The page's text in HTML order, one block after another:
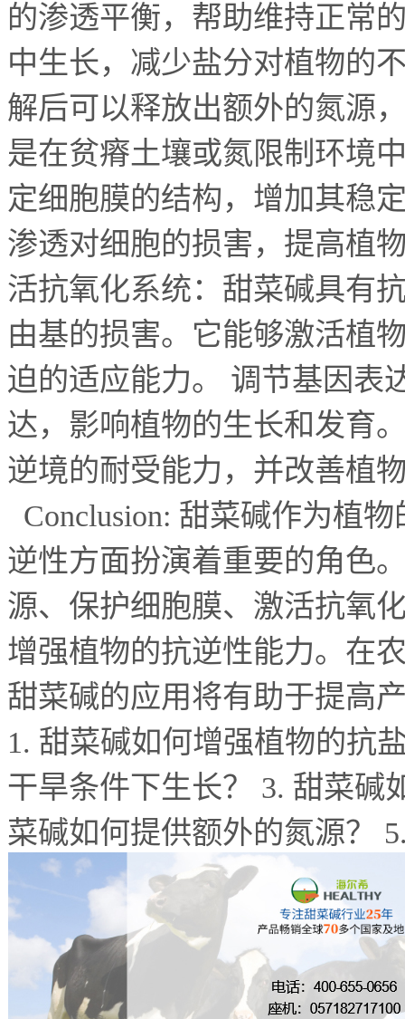
的渗透平衡，帮助维持正常
中生长，减少盐分对植物的
解后可以释放出额外的氮源
是在贫瘠土壤或氮限制环境
定细胞膜的结构，增加其稳
渗透对细胞的损害，提高植
活抗氧化系统：甜菜碱具有
由基的损害。它能够激活植
迫的适应能力。 调节基因表
达，影响植物的生长和发育
逆境的耐受能力，并改善植
Conclusion: 甜菜碱作为植
逆性方面扮演着重要的角色
源、保护细胞膜、激活抗氧
增强植物的抗逆性能力。在
甜菜碱的应用将有助于提高
1. 甜菜碱如何增强植物的抗
干旱条件下生长？ 3. 甜菜碱
菜碱如何提供额外的氮源？